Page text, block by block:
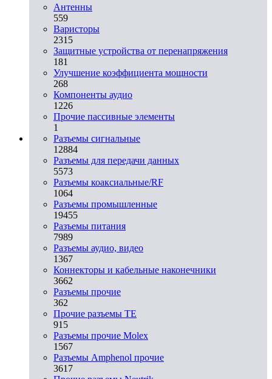
Антенны
559
Варисторы
2315
Защитные устройства от перенапряжения
181
Улучшение коэффициента мощности
268
Компоненты аудио
1226
Прочие пассивные элементы
1
Разъeмы сигнальные
12884
Разъeмы для передачи данных
5573
Разъeмы коаксиальные/RF
1064
Разъeмы промышленные
19455
Разъeмы питания
7989
Разъeмы аудио, видео
1367
Коннекторы и кабельные наконечники
3662
Разъeмы прочие
362
Прочие разъемы TE
915
Разъемы прочие Molex
1567
Разъемы Amphenol прочие
3617